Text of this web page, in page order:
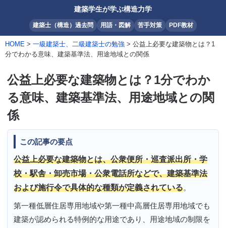
建築学生が学ぶ構造力学
建築士（構造）過去問 用語・図解 苦手対策 PDF教材
HOME > 一級建築士、二級建築士の勉強 > 公益上必要な建築物とは？1
分でわかる意味、建築基準法、用途地域との関係
公益上必要な建築物とは？1分でわか
る意味、建築基準法、用途地域との関
係
この記事の要点
公益上必要な建築物とは、公衆便所・巡査派出所・学
校・駅舎・卸売市場・公衆電話所などで、建築基準法
および施行令で具体的な種類が定義されている。
第一種低層住居専用地域や第一種中高層住居専用地域でも
建築が認められる特例的な用途であり、用途地域の制限を